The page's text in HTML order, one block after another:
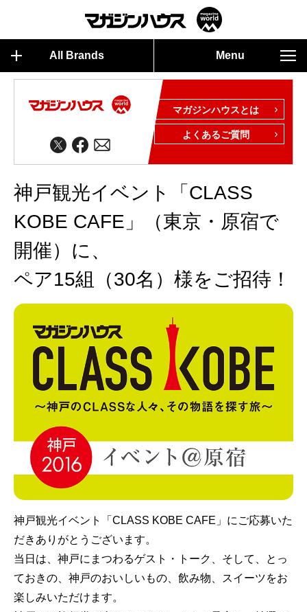
All Brands Menu
マガジンハウスとは
よくあるご質問
神戸観光イベント「CLASS
KOBE CAFE」（東京・原宿で
開催）に、
ペア15組（30名）様をご招待！
神戸観光イベント「CLASS KOBE CAFE」にご応募いた
だきありがとうございます。
当日は、神戸にまつわるゲスト・トーク、そして、とっ
ておきの、神戸のおいしいもの、飲み物、スイーツをお
楽しみいただけます。